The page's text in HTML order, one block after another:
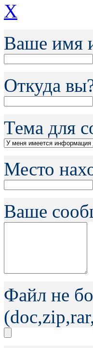
X
Ваше имя
Откуда
Тема для
Место
Ваше
Файл не